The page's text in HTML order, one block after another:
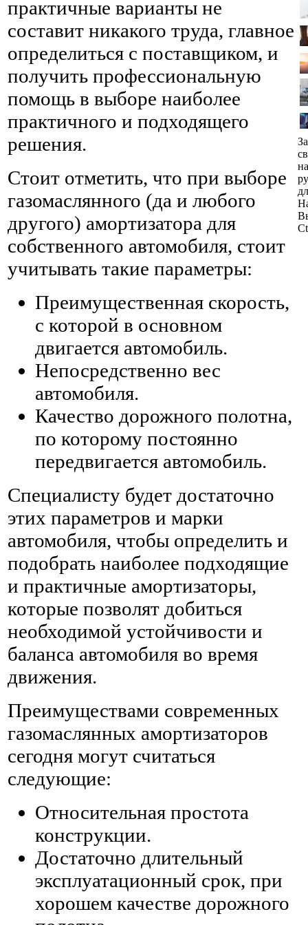
практичные варианты не
составит никакого труда, главное
определиться с поставщиком, и
получить профессиональную
помощь в выборе наиболее
практичного и подходящего
решения.
Стоит отметить, что при выборе
газомаслянного (да и любого
другого) амортизатора для
собственного автомобиля, стоит
учитывать такие параметры:
Преимущественная скорость,
с которой в основном
двигается автомобиль.
Непосредственно вес
автомобиля.
Качество дорожного полотна,
по которому постоянно
передвигается автомобиль.
Специалисту будет достаточно
этих параметров и марки
автомобиля, чтобы определить и
подобрать наиболее подходящие
и практичные амортизаторы,
которые позволят добиться
необходимой устойчивости и
баланса автомобиля во время
движения.
Преимуществами современных
газомаслянных амортизаторов
сегодня могут считаться
следующие:
Относительная простота
конструкции.
Достаточно длительный
эксплуатационный срок, при
хорошем качестве дорожного